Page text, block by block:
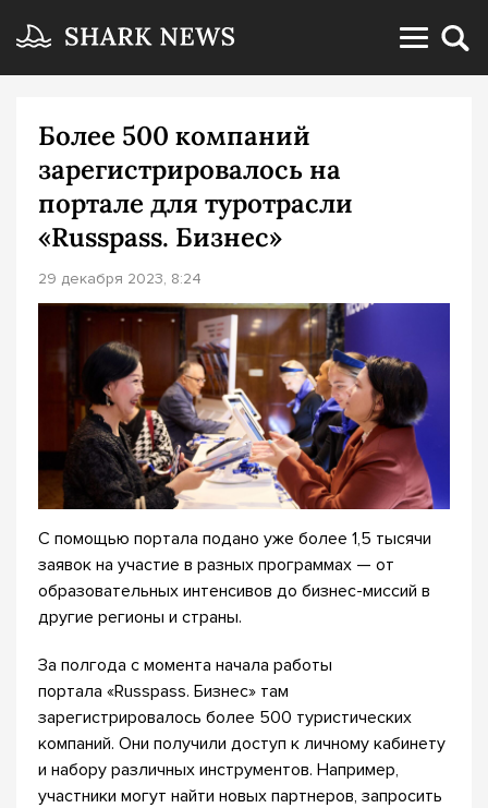
Более 500 компаний
зарегистрировалось на
портале для туротрасли
«Russpass. Бизнес»
29 декабря 2023, 8:24
С помощью портала подано уже более 1,5 тысячи
заявок на участие в разных программах — от
образовательных интенсивов до бизнес-миссий в
другие регионы и страны.
За полгода с момента начала работы
портала «Russpass. Бизнес» там
зарегистрировалось более 500 туристических
компаний. Они получили доступ к личному кабинету
и набору различных инструментов. Например,
участники могут найти новых партнеров, запросить